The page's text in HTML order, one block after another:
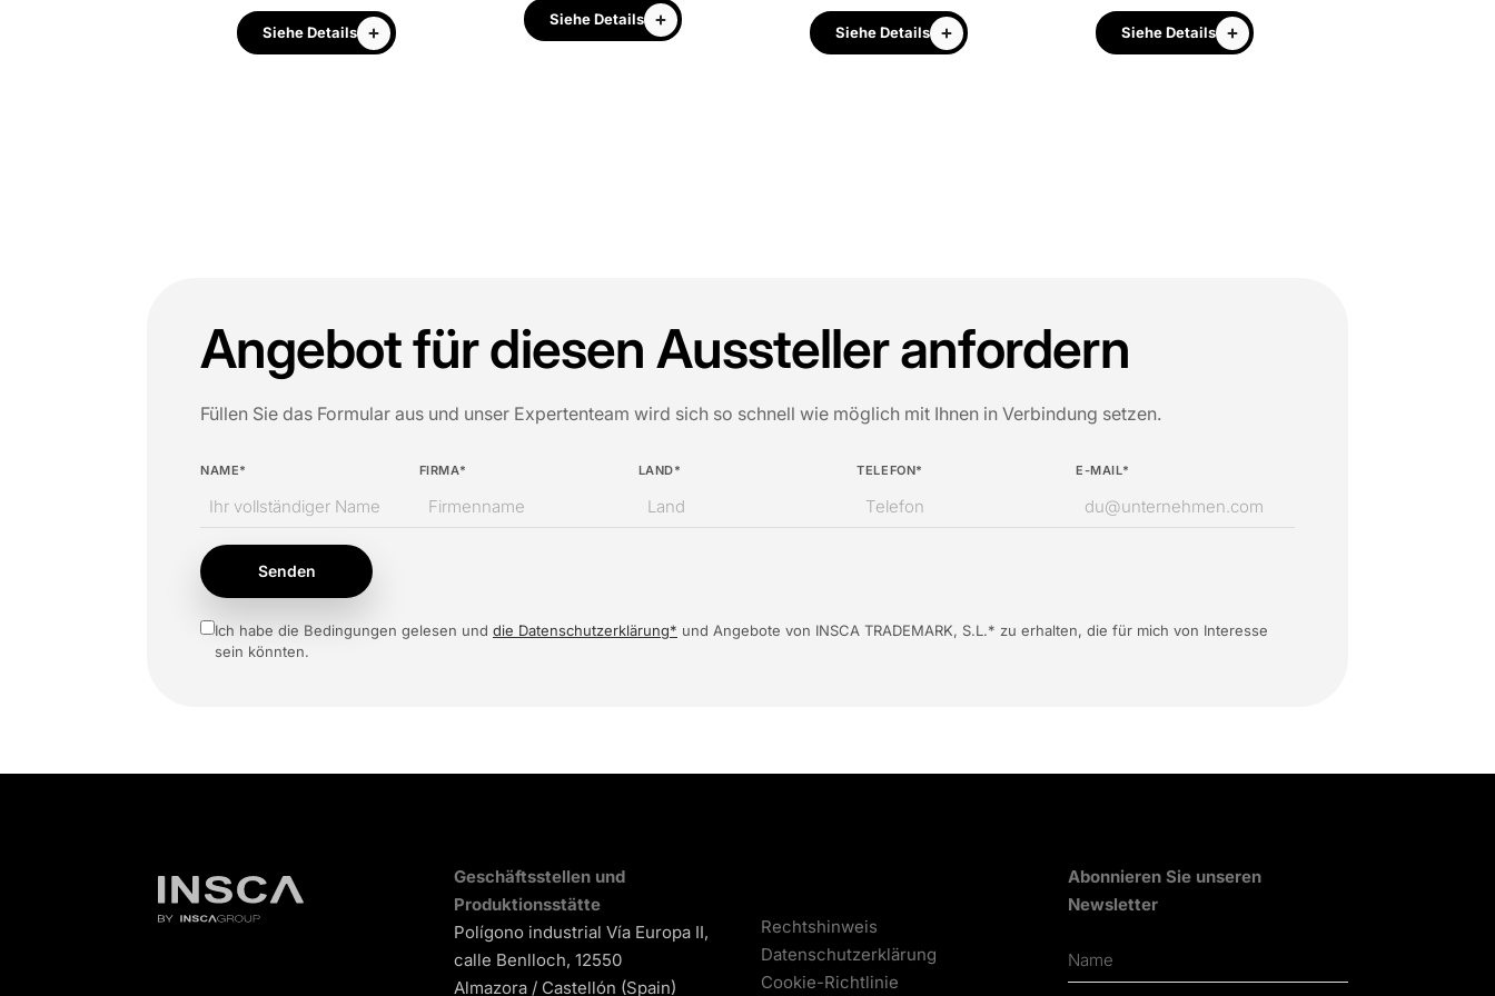
Siehe Details
Siehe Details
Siehe Details Siehe Details
Angebot für diesen Aussteller anfordern
Füllen Sie das Formular aus und unser Expertenteam wird sich so schnell wie möglich mit Ihnen in Verbindung setzen.
NAME* FIRMA* LAND* TELEFON* E-MAIL*
Senden
Ich habe die Bedingungen gelesen und die Datenschutzerklärung* und Angebote von INSCA TRADEMARK, S.L.* zu erhalten, die für mich von Interesse
sein könnten.
Geschäftsstellen und
Produktionsstätte
Polígono industrial Vía Europa II,
calle Benlloch, 12550
Almazora / Castellón (Spain)
Rechtshinweis
Datenschutzerklärung
Cookie-Richtlinie
Abonnieren Sie unseren
Newsletter